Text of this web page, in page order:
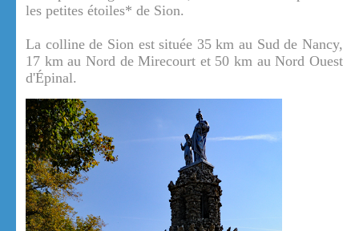
les petites étoiles* de Sion.
La colline de Sion est située 35 km au Sud de Nancy,
17 km au Nord de Mirecourt et 50 km au Nord Ouest
d'Épinal.